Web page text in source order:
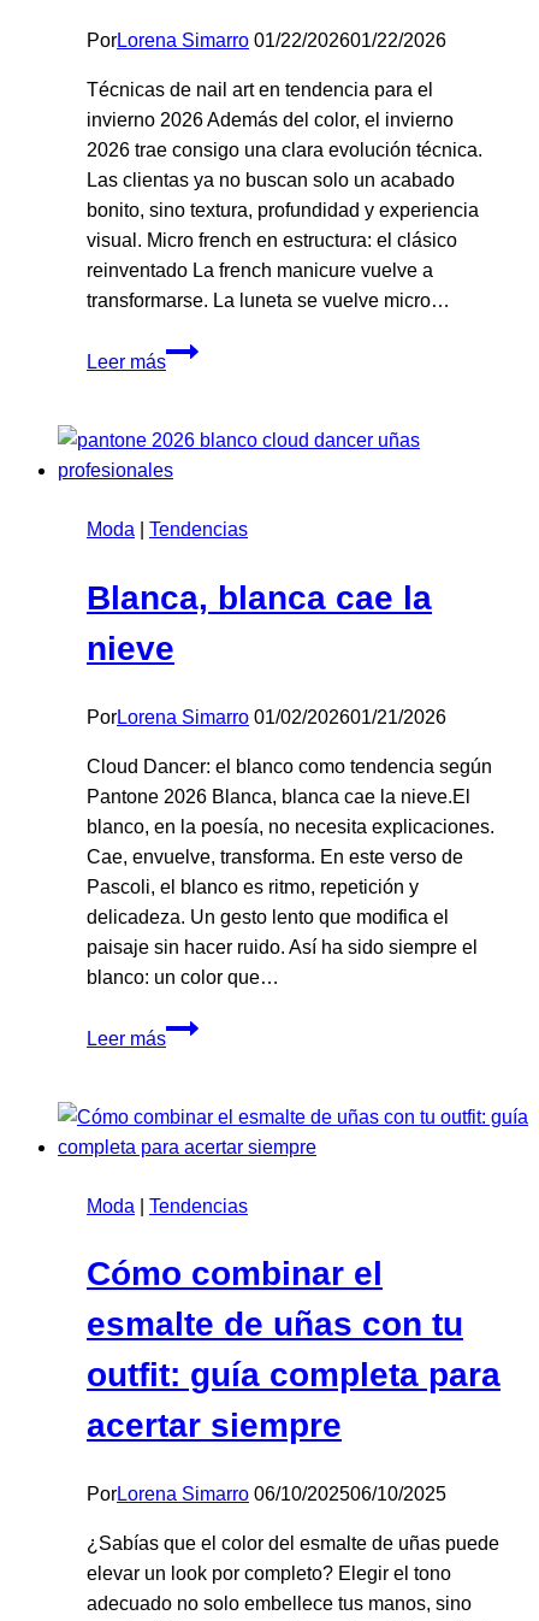
PorLorena Simarro 01/22/202601/22/2026
Técnicas de nail art en tendencia para el
invierno 2026 Además del color, el invierno
2026 trae consigo una clara evolución técnica.
Las clientas ya no buscan solo un acabado
bonito, sino textura, profundidad y experiencia
visual. Micro french en estructura: el clásico
reinventado La french manicure vuelve a
transformarse. La luneta se vuelve micro…
Leer más
Tendencias
art
invierno
Moda
Tendencias
Blanca, blanca cae la
nieve
PorLorena Simarro 01/02/202601/21/2026
Cloud Dancer: el blanco como tendencia según
Pantone 2026 Blanca, blanca cae la nieve.El
blanco, en la poesía, no necesita explicaciones.
Cae, envuelve, transforma. En este verso de
Pascoli, el blanco es ritmo, repetición y
delicadeza. Un gesto lento que modifica el
paisaje sin hacer ruido. Así ha sido siempre el
blanco: un color que…
Leer más
Blanca,
la
nieve
Moda Tendencias
Cómo combinar el
esmalte de uñas con tu
outfit: guía completa para
acertar siempre
PorLorena Simarro 06/10/202506/10/2025
¿Sabías que el color del esmalte de uñas puede
elevar un look por completo? Elegir el tono
adecuado no solo embellece tus manos, sino